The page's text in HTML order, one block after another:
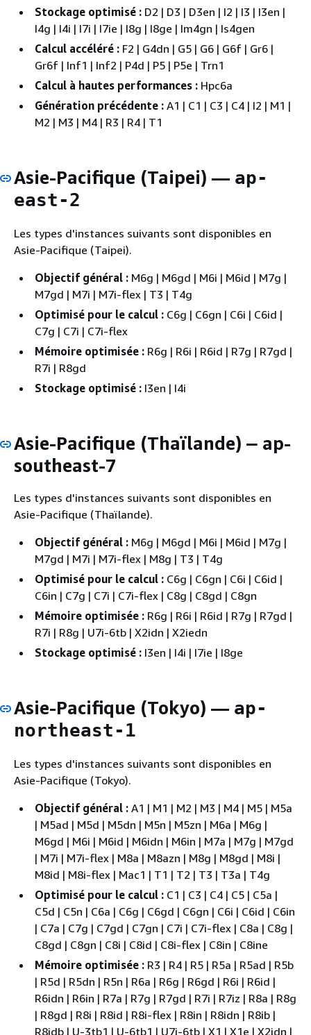
Stockage optimisé : D2 | D3 | D3en | I2 | I3 | I3en |
I4g | I4i | I7i | I7ie | I8g | I8ge | Im4gn | Is4gen
Calcul accéléré : F2 | G4dn | G5 | G6 | G6f | Gr6 |
Gr6f | Inf1 | Inf2 | P4d | P5 | P5e | Trn1
Calcul à hautes performances : Hpc6a
Génération précédente : A1 | C1 | C3 | C4 | I2 | M1 |
M2 | M3 | M4 | R3 | R4 | T1
Asie-Pacifique (Taipei) — ap-
east-2
Les types d'instances suivants sont disponibles en
Asie-Pacifique (Taipei).
Objectif général : M6g | M6gd | M6i | M6id | M7g |
M7gd | M7i | M7i-flex | T3 | T4g
Optimisé pour le calcul : C6g | C6gn | C6i | C6id |
C7g | C7i | C7i-flex
Mémoire optimisée : R6g | R6i | R6id | R7g | R7gd |
R7i | R8gd
Stockage optimisé : I3en | I4i
Asie-Pacifique (Thaïlande) — ap-
southeast-7
Les types d'instances suivants sont disponibles en
Asie-Pacifique (Thaïlande).
Objectif général : M6g | M6gd | M6i | M6id | M7g |
M7gd | M7i | M7i-flex | M8g | T3 | T4g
Optimisé pour le calcul : C6g | C6gn | C6i | C6id |
C6in | C7g | C7i | C7i-flex | C8g | C8gd | C8gn
Mémoire optimisée : R6g | R6i | R6id | R7g | R7gd |
R7i | R8g | U7i-6tb | X2idn | X2iedn
Stockage optimisé : I3en | I4i | I7ie | I8ge
Asie-Pacifique (Tokyo) — ap-
northeast-1
Les types d'instances suivants sont disponibles en
Asie-Pacifique (Tokyo).
Objectif général : A1 | M1 | M2 | M3 | M4 | M5 | M5a
| M5ad | M5d | M5dn | M5n | M5zn | M6a | M6g |
M6gd | M6i | M6id | M6idn | M6in | M7a | M7g | M7gd
| M7i | M7i-flex | M8a | M8azn | M8g | M8gd | M8i |
M8id | M8i-flex | Mac1 | T1 | T2 | T3 | T3a | T4g
Optimisé pour le calcul : C1 | C3 | C4 | C5 | C5a |
C5d | C5n | C6a | C6g | C6gd | C6gn | C6i | C6id | C6in
| C7a | C7g | C7gd | C7gn | C7i | C7i-flex | C8a | C8g |
C8gd | C8gn | C8i | C8id | C8i-flex | C8in | C8ine
Mémoire optimisée : R3 | R4 | R5 | R5a | R5ad | R5b
| R5d | R5dn | R5n | R6a | R6g | R6gd | R6i | R6id |
R6idn | R6in | R7a | R7g | R7gd | R7i | R7iz | R8a | R8g
| R8gd | R8i | R8id | R8i-flex | R8in | R8idn | R8ib |
R8idb | U-3tb1 | U-6tb1 | U7i-6tb | X1 | X1e | X2idn |